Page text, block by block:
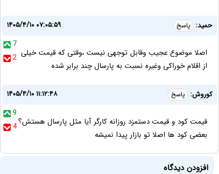
حمید: پاسخ
۱۴۰۵/۴/۱۰ ۰۷:۰۵:۵۹
7
2 اصلا موضوع عجیب وقابل توجهی نیست ،وقتی که قیمت خیلی
از اقلام خوراکی وغیره نسبت به پارسال چند برابر شده
کوروش: پاسخ
۱۴۰۵/۴/۱۰ ۱۱:۱۲:۴۸
9
4قیمت کود و قیمت دستمزد روزانه کارگر آیا مثل پارسال هستش؟
بعضی کود ها اصلا تو بازار پیدا نمیشه
افزودن دیدگاه